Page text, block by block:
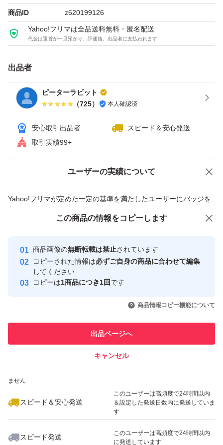
商品ID z620199126
Yahoo!フリマは全品送料無料・匿名配送
代金は運営が一旦預かり、評価後、出品者に支払われます
出品者
ピーターラビット
（725） 本人確認済
安心取引出品者
スピード＆安心発送
取引実績99+
ユーザーの実績について
Yahoo!フリマが定めた一定の基準を満たしたユーザーにバッジを
付与しています
安心取引出品者
心・安全なユーザーです
取引実績
引を完了させた実績があります
での取引実績があります
ません
スピード＆安心発送
このユーザーは高頻度で24時間以内
＆設定した発送日数内に発送していま
す
スピード発送
このユーザーは高頻度で24時間以内
に発送しています
価格の相談 商品への質問
この商品の情報をコピーします
商品画像の無断転載は禁止されています
コピーされた情報は必ずご自身の商品に合わせて編集
してください
コピーは1商品につき1回です
商品情報コピー機能について
出品ページへ
キャンセル
この商品をみている人にオススメ